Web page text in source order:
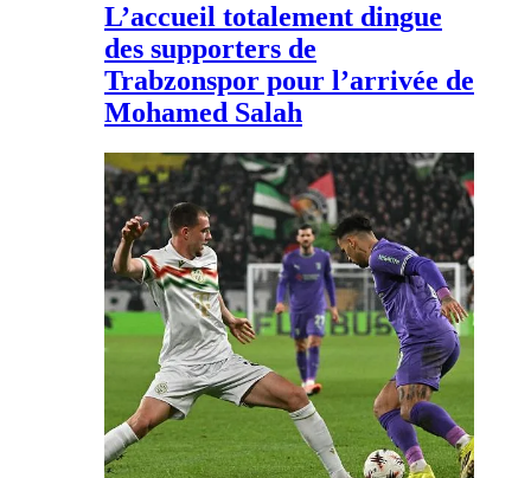
L’accueil totalement dingue
des supporters de
Trabzonspor pour l’arrivée de
Mohamed Salah